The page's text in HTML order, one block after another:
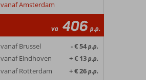
vanaf Amsterdam
va 406 p.p.
vanaf Brussel - € 54p.p.
vanaf Eindhoven + € 13p.p.
vanaf Rotterdam + € 26p.p.